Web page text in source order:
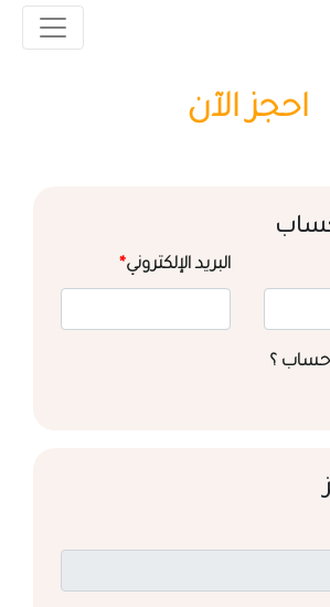
احجز الآن
البريد الإلكتروني*
؟